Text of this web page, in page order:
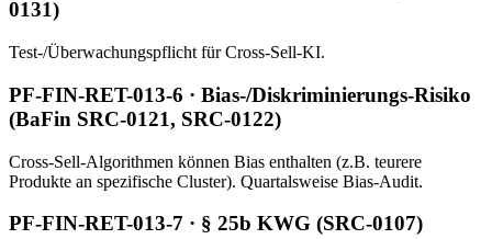
0131)
Test-/Überwachungspflicht für Cross-Sell-KI.
PF-FIN-RET-013-6 · Bias-/Diskriminierungs-Risiko
(BaFin SRC-0121, SRC-0122)
Cross-Sell-Algorithmen können Bias enthalten (z.B. teurere
Produkte an spezifische Cluster). Quartalsweise Bias-Audit.
PF-FIN-RET-013-7 · § 25b KWG (SRC-0107)